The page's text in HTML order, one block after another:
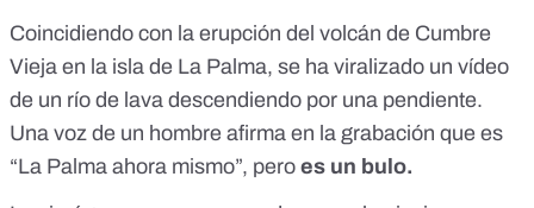
Coincidiendo con la erupción del volcán de Cumbre
Vieja en la isla de La Palma, se ha viralizado un vídeo
de un río de lava descendiendo por una pendiente.
Una voz de un hombre afirma en la grabación que es
“La Palma ahora mismo”, pero es un bulo.